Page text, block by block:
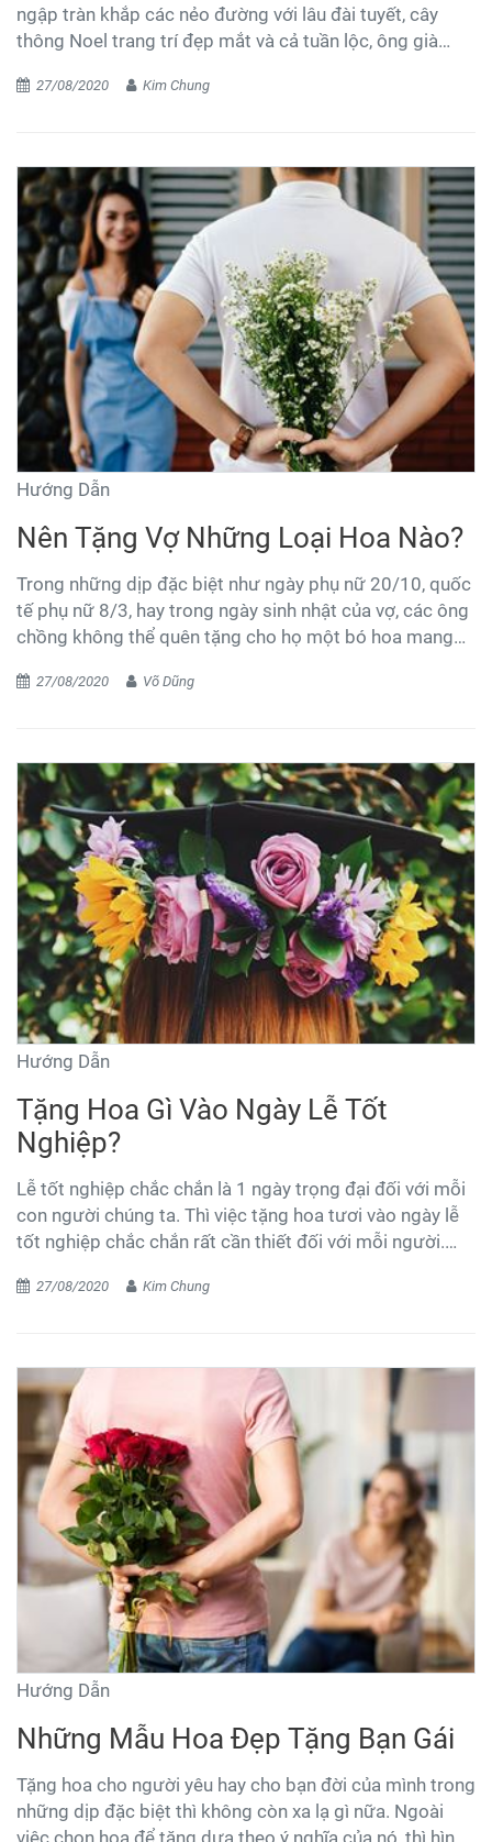
ngập tràn khắp các nẻo đường với lâu đài tuyết, cây
thông Noel trang trí đẹp mắt và cả tuần lộc, ông già
các chàng trai của chúng ta dễ dàng nhắn gửi tâm tư từ
27/08/2020 Kim Chung
Hướng Dẫn
Nên Tặng Vợ Những Loại Hoa Nào?
Trong những dịp đặc biệt như ngày phụ nữ 20/10, quốc
tế phụ nữ 8/3, hay trong ngày sinh nhật của vợ, các ông
chồng không thể quên tặng cho họ một bó hoa mang
với nhau thì thế nào chẳng được. Những một bó hoa thể
27/08/2020 Võ Dũng
Hướng Dẫn
Tặng Hoa Gì Vào Ngày Lễ Tốt
Nghiệp?
Lễ tốt nghiệp chắc chắn là 1 ngày trọng đại đối với mỗi
con người chúng ta. Thì việc tặng hoa tươi vào ngày lễ
tốt nghiệp chắc chắn rất cần thiết đối với mỗi người.
hoa tốt nghiệp là cách hoàn hảo để gửi lời chúc mừng
27/08/2020 Kim Chung
Hướng Dẫn
Những Mẫu Hoa Đẹp Tặng Bạn Gái
Tặng hoa cho người yêu hay cho bạn đời của mình trong
những dịp đặc biệt thì không còn xa lạ gì nữa. Ngoài